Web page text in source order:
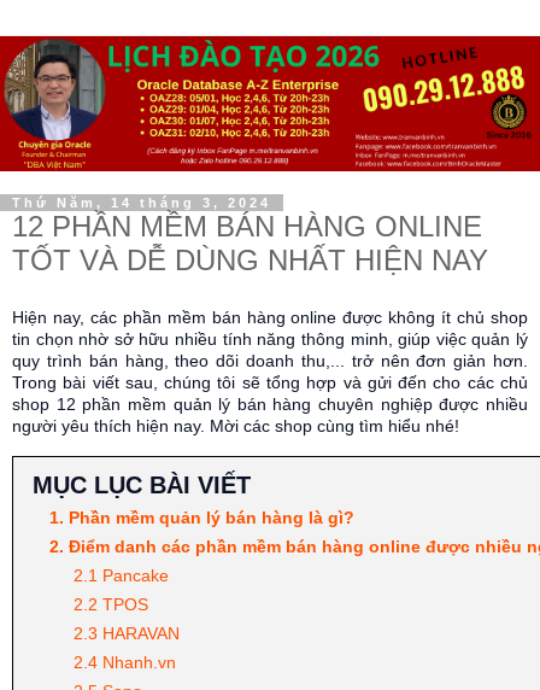
Thứ Năm, 14 tháng 3, 2024
12 PHẦN MỀM BÁN HÀNG ONLINE
TỐT VÀ DỄ DÙNG NHẤT HIỆN NAY
Hiện nay, các phần mềm bán hàng online được không ít chủ shop
tin chọn nhờ sở hữu nhiều tính năng thông minh, giúp việc quản lý
quy trình bán hàng, theo dõi doanh thu,... trở nên đơn giản hơn.
Trong bài viết sau, chúng tôi sẽ tổng hợp và gửi đến cho các chủ
shop 12 phần mềm quản lý bán hàng chuyên nghiệp được nhiều
người yêu thích hiện nay. Mời các shop cùng tìm hiểu nhé!
MỤC LỤC BÀI VIẾT
1. Phần mềm quản lý bán hàng là gì?
2. Điểm danh các phần mềm bán hàng online được nhiều
2.1 Pancake
2.2 TPOS
2.3 HARAVAN
2.4 Nhanh.vn